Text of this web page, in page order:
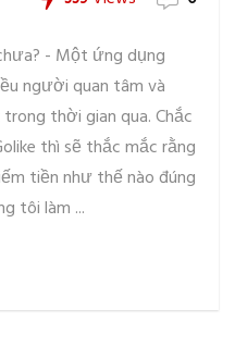
- Một ứng dụng
người quan tâm và
thời gian qua. Chắc
thì sẽ thắc mắc rằng
tiền như thế nào đúng
tôi làm ...